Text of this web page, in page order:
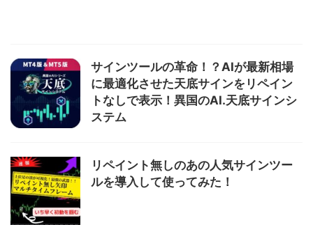
サインツールの革命！？AIが最新相場
に最適化させた天底サインをリペイン
トなしで表示！異国のAI.天底サインシ
ステム
リペイント無しのあの人気サインツー
ルを導入して使ってみた！